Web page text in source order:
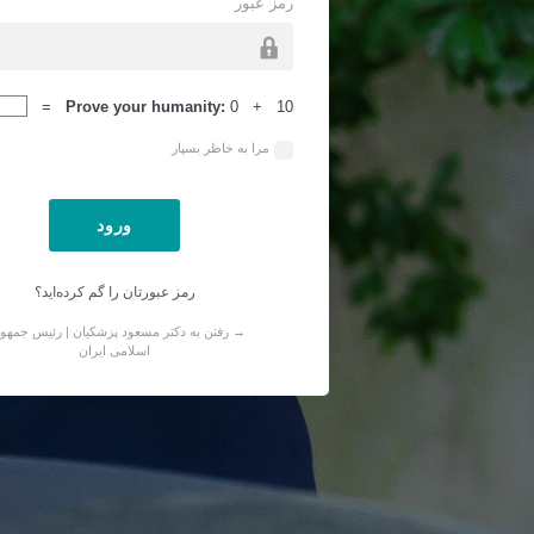
ورود Prove your humanity: 0 + 10 =
مرا به خاطر بسپار
رمز عبورتان را گم کرده‌اید؟
→ رفتن به دکتر مسعود پزشکیان | رئیس
اسلامی ایران